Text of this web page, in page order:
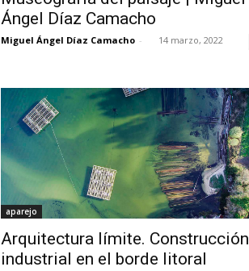
Ángel Díaz Camacho
Miguel Ángel Díaz Camacho - 14 marzo, 2022
aparejo
Arquitectura límite. Construcción
industrial en el borde litoral